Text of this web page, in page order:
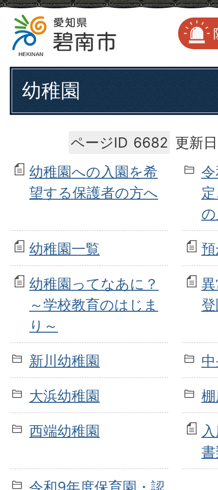
幼稚園
ページID 6682 更新
幼稚園への入園を希
望する保護者の方へ
幼稚園一覧
幼稚園ってなあに？
～学校教育のはじま
り～
新川幼稚園
大浜幼稚園
西端幼稚園